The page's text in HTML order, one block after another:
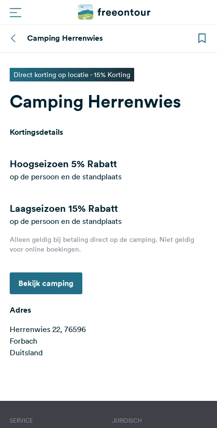
Routes
Campings
Magazine
Inloggen
Feedback
Taal:
Volg
ons
social
Facebook
Camping Herrenwies
Direct korting op locatie - 15% Korting
Camping Herrenwies
Kortingsdetails
Hoogseizoen 5% Rabatt
op de persoon en de standplaats
Laagseizoen 15% Rabatt
op de persoon en de standplaats
Alleen geldig bij betaling direct op de camping. Niet geldig
voor online boekingen.
Bekijk camping
Adres
Herrenwies 22, 76596
Forbach
Duitsland
SERVICE JURIDISCH